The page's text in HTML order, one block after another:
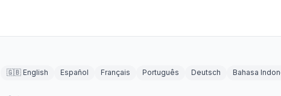
🇬🇧 English Español Français Português Deutsch Bahasa